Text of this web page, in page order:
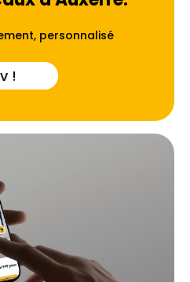
personnalisé
!